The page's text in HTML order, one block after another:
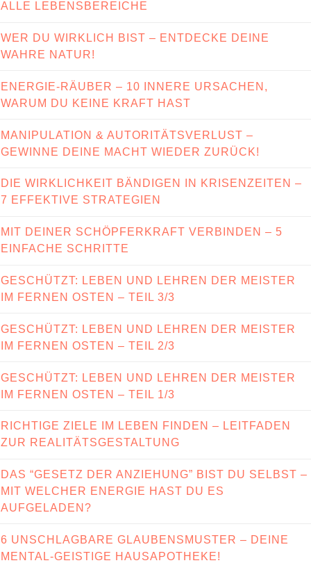
ALLE LEBENSBEREICHE
WER DU WIRKLICH BIST – ENTDECKE DEINE
WAHRE NATUR!
ENERGIE-RÄUBER – 10 INNERE URSACHEN,
WARUM DU KEINE KRAFT HAST
MANIPULATION & AUTORITÄTSVERLUST –
GEWINNE DEINE MACHT WIEDER ZURÜCK!
DIE WIRKLICHKEIT BÄNDIGEN IN KRISENZEITEN –
7 EFFEKTIVE STRATEGIEN
MIT DEINER SCHÖPFERKRAFT VERBINDEN – 5
EINFACHE SCHRITTE
GESCHÜTZT: LEBEN UND LEHREN DER MEISTER
IM FERNEN OSTEN – TEIL 3/3
GESCHÜTZT: LEBEN UND LEHREN DER MEISTER
IM FERNEN OSTEN – TEIL 2/3
GESCHÜTZT: LEBEN UND LEHREN DER MEISTER
IM FERNEN OSTEN – TEIL 1/3
RICHTIGE ZIELE IM LEBEN FINDEN – LEITFADEN
ZUR REALITÄTSGESTALTUNG
DAS “GESETZ DER ANZIEHUNG” BIST DU SELBST –
MIT WELCHER ENERGIE HAST DU ES
AUFGELADEN?
6 UNSCHLAGBARE GLAUBENSMUSTER – DEINE
MENTAL-GEISTIGE HAUSAPOTHEKE!